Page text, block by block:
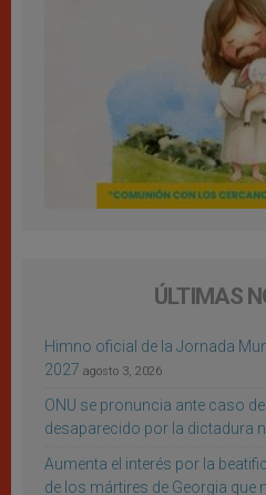
ÚLTIMAS
Himno oficial de la Jornada
2027 agosto 3, 2026
ONU se pronuncia ante caso
desaparecido por la dictadura
Aumenta el interés por la
de los mártires de Georgia que